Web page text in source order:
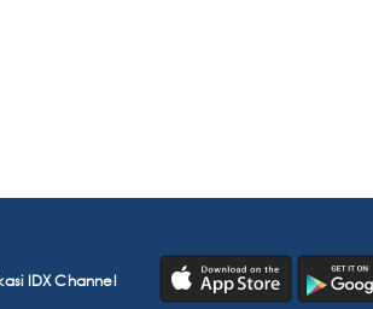
IDX Channel